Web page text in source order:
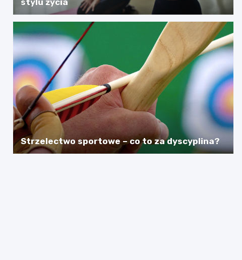
Strzelectwo sportowe – co to za dyscyplina?